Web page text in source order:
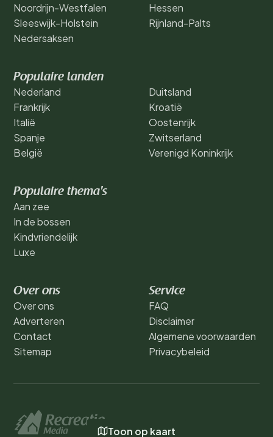
Toon op kaart
Noordrijn-Westfalen
Sleeswijk-Holstein
Nedersaksen
Hessen
Rijnland-Palts
Populaire landen
Nederland
Frankrijk
Italië
Spanje
België
Duitsland
Kroatië
Oostenrijk
Zwitserland
Verenigd Koninkrijk
Populaire thema's
Aan zee
In de bossen
Kindvriendelijk
Luxe
Over ons
Over ons
Adverteren
Contact
Sitemap
Service
FAQ
Disclaimer
Algemene voorwaarden
Privacybeleid